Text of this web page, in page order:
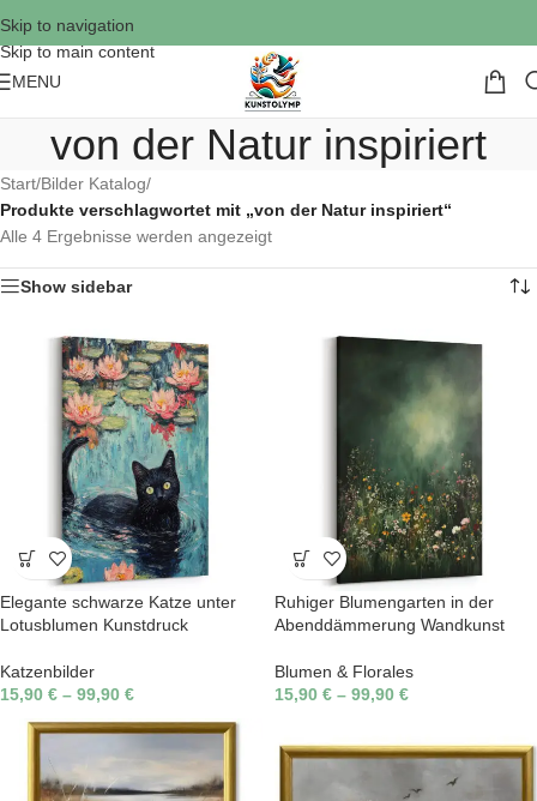
Skip to navigation
Skip to main content
MENU
von der Natur inspiriert
Start/Bilder Katalog/
Produkte verschlagwortet mit „von der Natur inspiriert“
Alle 4 Ergebnisse werden angezeigt
Show sidebar
Elegante schwarze Katze unter
Lotusblumen Kunstdruck
Katzenbilder
15,90 € – 99,90 €
Ruhiger Blumengarten in der
Abenddämmerung Wandkunst
Blumen & Florales
15,90 € – 99,90 €